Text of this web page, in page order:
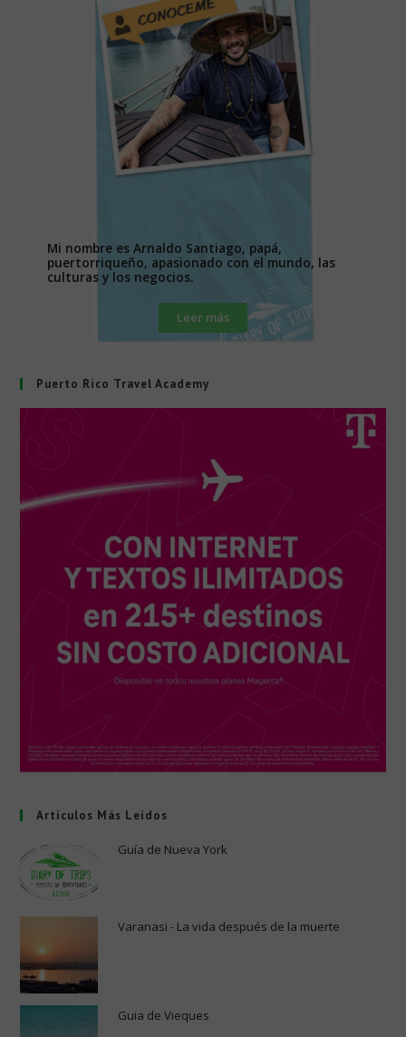
Mi nombre es Arnaldo Santiago, papá,
puertorriqueño, apasionado con el mundo, las
culturas y los negocios.
Leer más
Puerto Rico Travel Academy
Artículos Más Leídos
Guía de Nueva York
Varanasi - La vida después de la muerte
Guia de Vieques